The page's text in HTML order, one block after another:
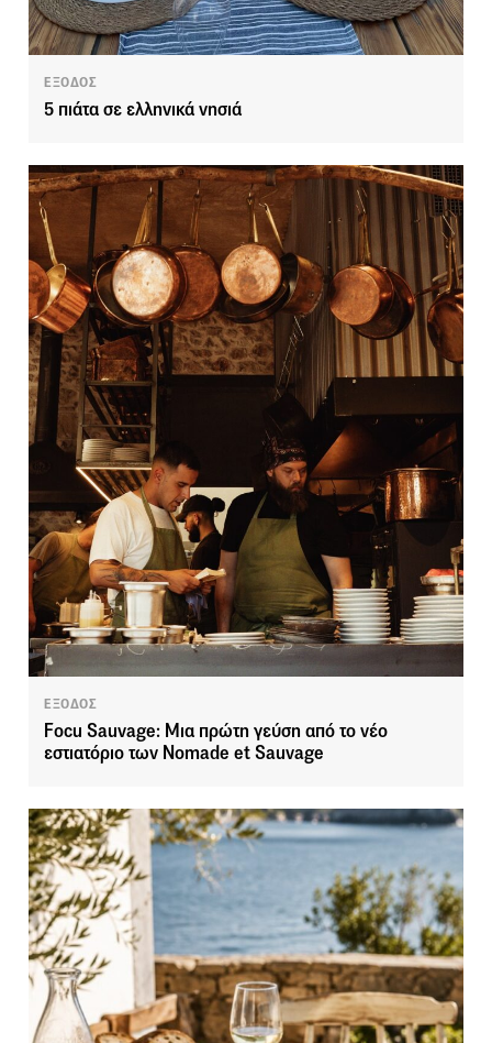
ΕΞΟΔΟΣ
5 πιάτα σε ελληνικά νησιά
ΕΞΟΔΟΣ
Focu Sauvage: Μια πρώτη γεύση από το νέο
εστιατόριο των Nomade et Sauvage